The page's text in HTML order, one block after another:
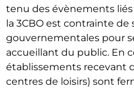
tenu des évènements liés
la 3CBO est contrainte de
gouvernementales pour
accueillant du public. En
établissements recevant
centres de loisirs) sont